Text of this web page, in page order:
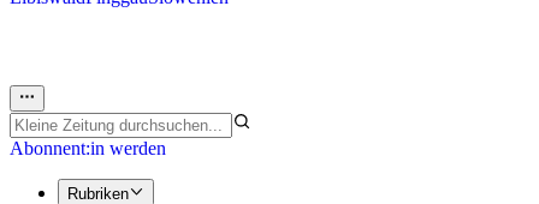
Abonnent:in werden
Rubriken